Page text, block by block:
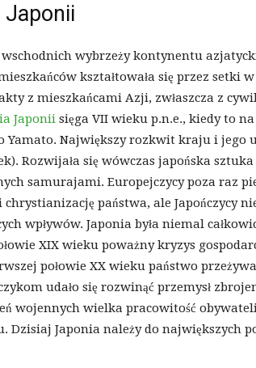
Japonii
wybrzeży kontynentu
kształtowała się przez setki w
z mieszkańcami Azji, zwłaszcza z
Japonii sięga VII wieku p.n.e., kiedy to
Yamato. Największy rozkwit kraju i
Rozwijała się wówczas japońska
samurajami. Europejczycy poza raz
państwa, ale Japończycy
wpływów. Japonia była niemal
XIX wieku poważny kryzys
połowie XX wieku państwo
udało się rozwinąć przemysł
wojennych wielka pracowitość
Japonia należy do największych